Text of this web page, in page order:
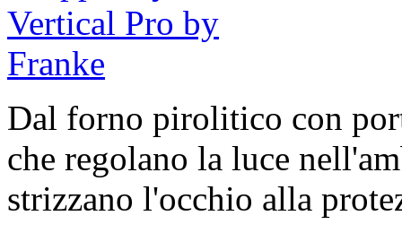
Dal forno pirolitico con
che regolano la luce
strizzano l'occhio alla